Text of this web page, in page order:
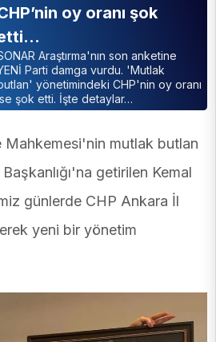
oy oranı şok
Araştırma'nın son anketine
Parti damga vurdu. 'Mutlak
yönetimindeki CHP'nin oy oranı
şok etti. İşte detaylar…
mutlak butlan
getirilen Kemal
günlerde CHP Ankara İl
yeni bir yönetim